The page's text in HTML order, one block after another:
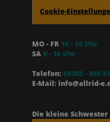
Cookie-
MO - FR 10 - 19 Uhr
SA 9 - 16 Uhr
Telefon: 04392 - 400
E-Mail: info@allrid-
Die kleine Schwester